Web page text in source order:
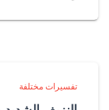
تفسيرات مختلفة